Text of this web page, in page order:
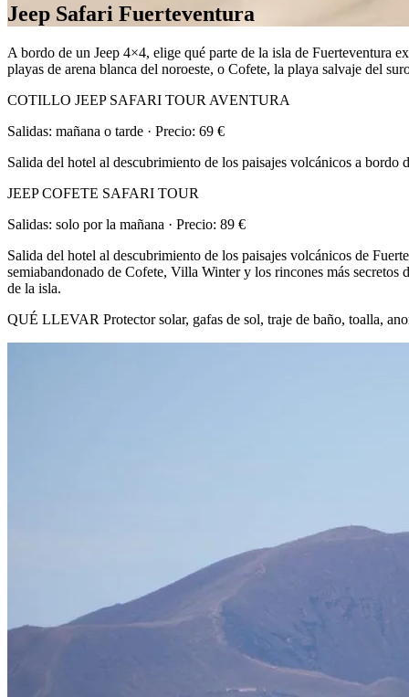
Jeep Safari Fuerteventura
A bordo de un Jeep 4×4, elige qué parte de la isla de Fuerteventura
playas de arena blanca del noroeste, o Cofete, la playa salvaje del
COTILLO JEEP SAFARI TOUR AVENTURA
Salidas: mañana o tarde · Precio: 69 €
Salida del hotel al descubrimiento de los paisajes volcánicos a
JEEP COFETE SAFARI TOUR
Salidas: solo por la mañana · Precio: 89 €
Salida del hotel al descubrimiento de los paisajes volcánicos de
semiabandonado de Cofete, Villa Winter y los rincones más secretos
de la isla.
QUÉ LLEVAR Protector solar, gafas de sol, traje de baño, toalla,